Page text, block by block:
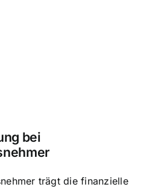
bei
trägt die finanzielle